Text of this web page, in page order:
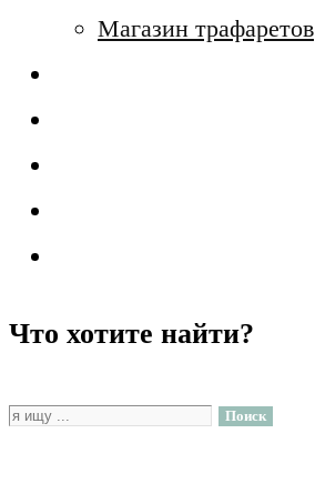
Магазин трафаретов
Что хотите найти?
Поиск